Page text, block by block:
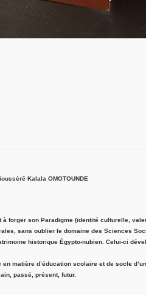
Kalala OMOTOUNDE
forger son Paradigme (identité culturelle,
sans oublier le domaine des Sciences
historique Égypto-nubien. Celui-ci
matière d’éducation scolaire et de socle
passé, présent, futur.